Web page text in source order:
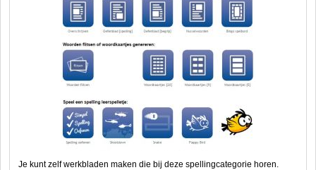
Je kunt zelf werkbladen maken die bij deze spellingcategorie horen.